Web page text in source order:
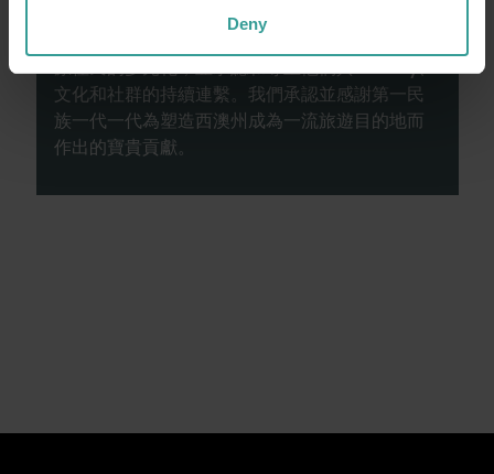
Deny
西澳州旅遊局承認原住民為西澳州傳統監護人，
並向過往及現在的長老致敬。我們讚揚西澳洲州
原住民的多元化，並承認和尊重他們與Country、
文化和社群的持續連繫。我們承認並感謝第一民
族一代一代為塑造西澳州成為一流旅遊目的地而
作出的寶貴貢獻。